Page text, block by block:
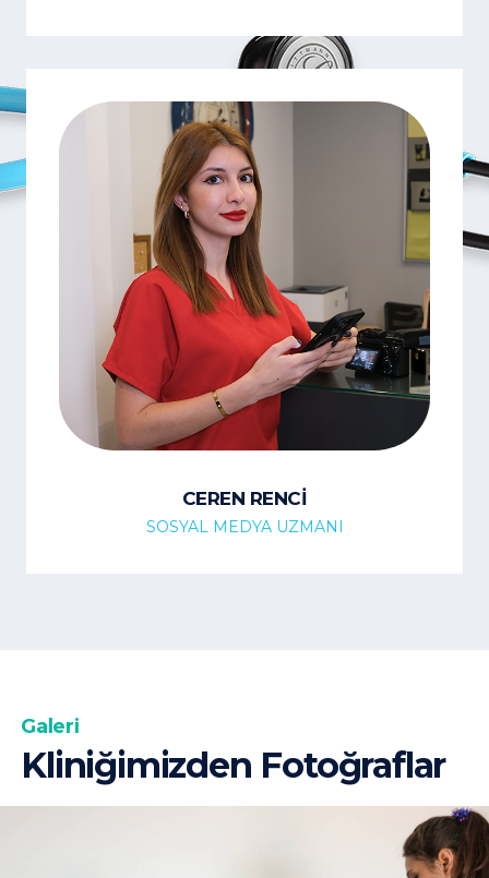
CEREN RENCİ
SOSYAL MEDYA UZMANI
Galeri
Kliniğimizden Fotoğraflar